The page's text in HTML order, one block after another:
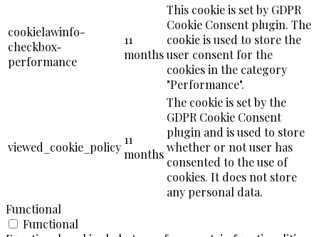
cookielawinfo-
checkbox-
performance
11
months
This cookie is set by GDPR
Cookie Consent plugin. The
cookie is used to store the
user consent for the
cookies in the category
"Performance".
viewed_cookie_policy
11
months
The cookie is set by the
GDPR Cookie Consent
plugin and is used to store
whether or not user has
consented to the use of
cookies. It does not store
any personal data.
Functional
Functional